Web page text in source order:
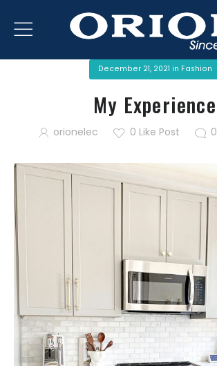
December 21, 2021 in Fashion
My Experience
orionelec 0 Like Post 0